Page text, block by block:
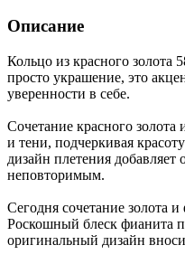
Описание
Кольцо из красного
просто украшение, это
уверенности в себе.
Сочетание красного золота
и тени, подчеркивая
дизайн плетения добавляет
неповторимым.
Сегодня сочетание золота
Роскошный блеск фианита
оригинальный дизайн